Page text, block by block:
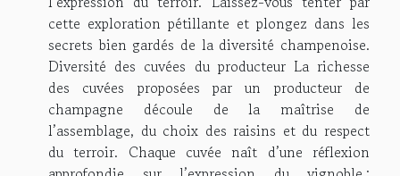
cette exploration pétillante et plongez dans les
secrets bien gardés de la diversité champenoise.
Diversité des cuvées du producteur La richesse
des cuvées proposées par un producteur de
champagne découle de la maîtrise de
l’assemblage, du choix des raisins et du respect
du terroir. Chaque cuvée naît d’une réflexion